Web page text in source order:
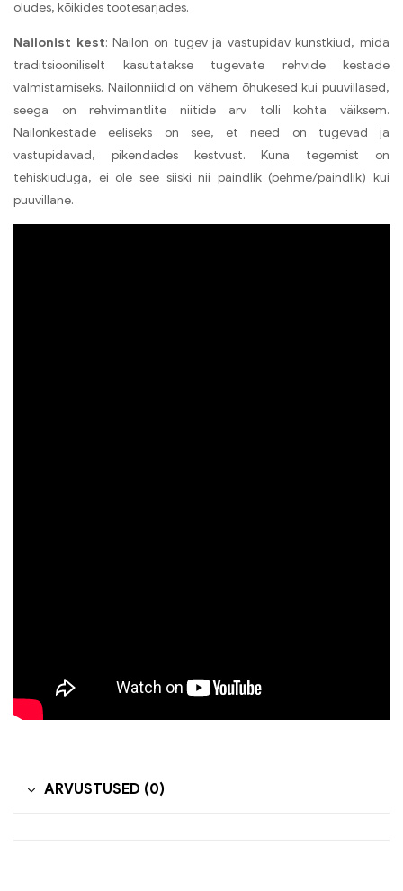
oludes, kõikides tootesarjades.
Nailonist kest: Nailon on tugev ja vastupidav kunstkiud, mida
traditsiooniliselt kasutatakse tugevate rehvide kestade
valmistamiseks. Nailonniidid on vähem õhukesed kui puuvillased,
seega on rehvimantlite niitide arv tolli kohta väiksem.
Nailonkestade eeliseks on see, et need on tugevad ja
vastupidavad, pikendades kestvust. Kuna tegemist on
tehiskiuduga, ei ole see siiski nii paindlik (pehme/paindlik) kui
puuvillane.
ARVUSTUSED (0)